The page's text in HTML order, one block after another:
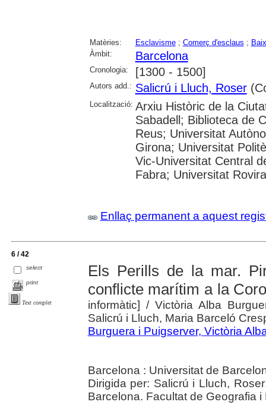
Matèries: Esclavisme; Comerç d'esclaus ;
Àmbit:
Barcelona
Cronologia: [1300 - 1500]
Autors add.: Salicrú i Lluch, Roser
Localització: Arxiu Històric de la
Sabadell; Biblioteca de
Reus; Universitat
Girona; Universitat
Vic-Universitat Central
Fabra; Universitat
Enllaç permanent a aquest
6 / 42
select
print
Text complet
Els Perills de la mar.
conflicte marítim a la
informàtic] / Victòria Alba
Salicrú i Lluch, Maria Barceló
Burguera i Puigserver, Victòria
Barcelona : Universitat de
Dirigida per: Salicrú i Lluch,
Barcelona. Facultat de Geografia i